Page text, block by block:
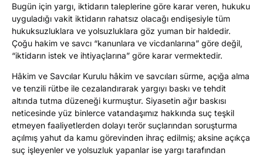
Bugün için yargı, iktidarın taleplerine göre karar veren, hukuku
uyguladığı vakit iktidarın rahatsız olacağı endişesiyle tüm
hukuksuzluklara ve yolsuzluklara göz yuman bir haldedir.
Çoğu hakim ve savcı “kanunlara ve vicdanlarına” göre değil,
“iktidarın istek ve ihtiyaçlarına” göre karar vermektedir.
Hâkim ve Savcılar Kurulu hâkim ve savcıları sürme, açığa alma
ve tenzili rütbe ile cezalandırarak yargıyı baskı ve tehdit
altında tutma düzeneği kurmuştur. Siyasetin ağır baskısı
neticesinde yüz binlerce vatandaşımız hakkında suç teşkil
etmeyen faaliyetlerden dolayı terör suçlarından soruşturma
açılmış yahut da kamu görevinden ihraç edilmiş; aksine açıkça
suç işleyenler ve yolsuzluk yapanlar ise yargı tarafından